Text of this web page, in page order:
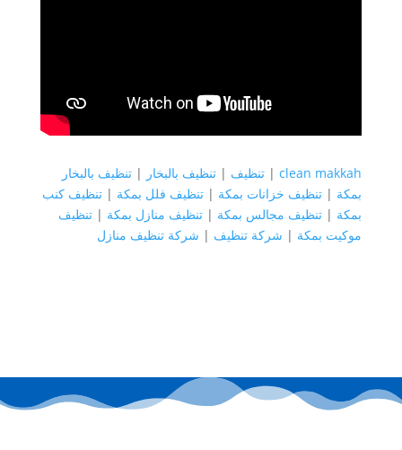
clean makkah
| تنظيف | تنظيف بالبخار | تنظيف بالبخار
بمكة | تنظيف خزانات بمكة | تنظيف فلل بمكة | تنظيف كنب
بمكة | تنظيف مجالس بمكة | تنظيف منازل بمكة | تنظيف
موكيت بمكة | شركة تنظيف | شركة تنظيف منازل